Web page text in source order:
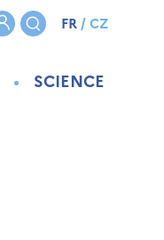
SCIENCE
FR/CZ